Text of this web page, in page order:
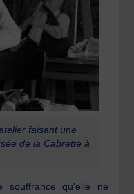
faisant une
de la Cabrette à
qu’elle ne